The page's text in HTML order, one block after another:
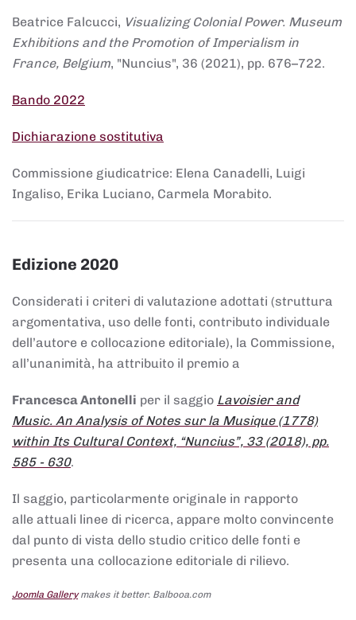
Beatrice Falcucci, Visualizing Colonial Power. Museum
Exhibitions and the Promotion of Imperialism in
France, Belgium, "Nuncius", 36 (2021), pp. 676–722.
Bando 2022
Dichiarazione sostitutiva
Commissione giudicatrice: Elena Canadelli, Luigi
Ingaliso, Erika Luciano, Carmela Morabito.
Edizione 2020
Considerati i criteri di valutazione adottati (struttura
argomentativa, uso delle fonti, contributo individuale
dell’autore e collocazione editoriale), la Commissione,
all’unanimità, ha attribuito il premio a
Francesca Antonelli per il saggio Lavoisier and
Music. An Analysis of Notes sur la Musique (1778)
within Its Cultural Context, “Nuncius”, 33 (2018), pp.
585 - 630.
Il saggio, particolarmente originale in rapporto
alle attuali linee di ricerca, appare molto convincente
dal punto di vista dello studio critico delle fonti e
presenta una collocazione editoriale di rilievo.
Joomla Gallerymakes it better. Balbooa.com